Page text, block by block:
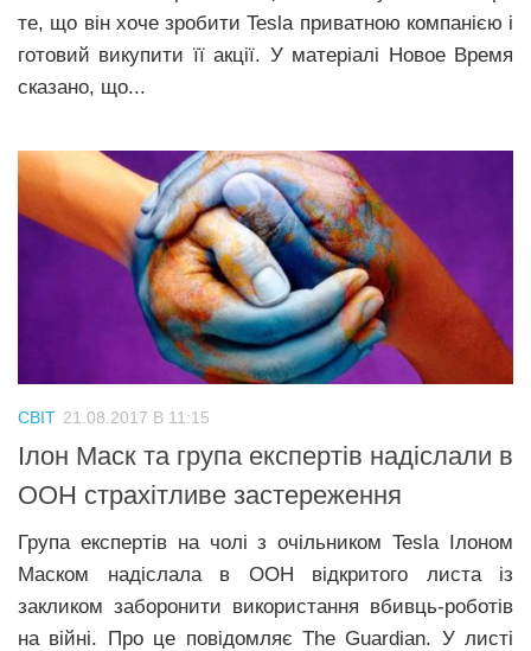
те, що він хоче зробити Tesla приватною компанією і
готовий викупити її акції. У матеріалі Новое Время
сказано, що...
СВІТ 21.08.2017 В 11:15
Ілон Маск та група експертів надіслали в
ООН страхітливе застереження
Група експертів на чолі з очільником Tesla Ілоном
Маском надіслала в ООН відкритого листа із
закликом заборонити використання вбивць-роботів
на війні. Про це повідомляє The Guardian. У листі